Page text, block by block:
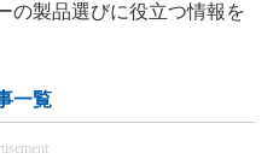
の製品選びに役立つ情報を
一覧